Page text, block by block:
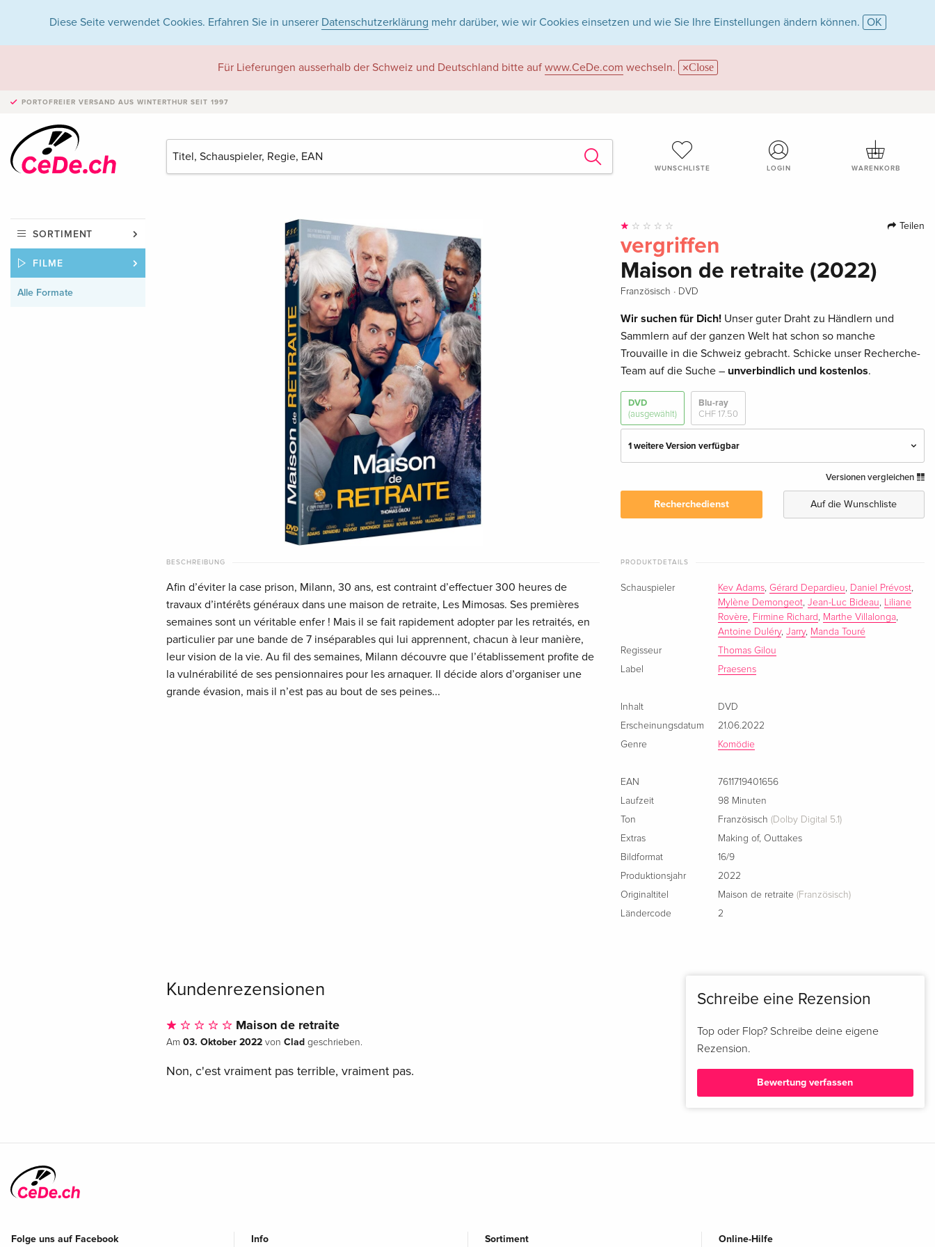
Diese Seite verwendet Cookies. Erfahren Sie in unserer Datenschutzerklärung mehr darüber, wie wir Cookies einsetzen und wie Sie Ihre Einstellungen ändern können. OK
Für Lieferungen ausserhalb der Schweiz und Deutschland bitte auf www.CeDe.com wechseln. Close
PORTOFREIER VERSAND AUS WINTERTHUR SEIT 1997
WUNSCHLISTE LOGIN WARENKORB
SORTIMENT
FILME
Alle Formate
Teilen
vergriffen
Maison de retraite (2022)
Französisch · DVD
Wir suchen für Dich! Unser guter Draht zu Händlern und
Sammlern auf der ganzen Welt hat schon so manche
Trouvaille in die Schweiz gebracht. Schicke unser Recherche-
Team auf die Suche – unverbindlich und kostenlos.
DVD
(ausgewählt)
Blu-ray
CHF 17.50
1 weitere Version verfügbar
Französisch
vergriffen
Versionen vergleichen
Recherchedienst Auf die Wunschliste
BESCHREIBUNG
Afin d’éviter la case prison, Milann, 30 ans, est contraint d’effectuer 300 heures de
travaux d’intérêts généraux dans une maison de retraite, Les Mimosas. Ses premières
semaines sont un véritable enfer ! Mais il se fait rapidement adopter par les retraités, en
particulier par une bande de 7 inséparables qui lui apprennent, chacun à leur manière,
leur vision de la vie. Au fil des semaines, Milann découvre que l’établissement profite de
la vulnérabilité de ses pensionnaires pour les arnaquer. Il décide alors d’organiser une
grande évasion, mais il n’est pas au bout de ses peines...
PRODUKTDETAILS
Schauspieler Kev Adams,Gérard Depardieu, Daniel Prévost,
Mylène Demongeot,Jean-Luc Bideau, Liliane
Rovère, Firmine Richard , Marthe Villalonga,
Antoine Duléry,Jarry, Manda Touré
Regisseur
Thomas Gilou
Label
Praesens
Inhalt
DVD
Erscheinungsdatum
21.06.2022
Genre
Komödie
EAN
7611719401656
Laufzeit
98 Minuten
Ton
Französisch (Dolby Digital 5.1)
Extras
Making of,Outtakes
Bildformat
16/9
Produktionsjahr
2022
Originaltitel
Maison de retraite (Französisch)
Ländercode
2
Kundenrezensionen
Maison de retraite
Am 03. Oktober 2022von Clad geschrieben.
Non, c'est vraiment pas terrible, vraiment pas.
Schreibe eine Rezension
Top oder Flop? Schreibe deine eigene
Rezension.
Bewertung verfassen
Folge uns auf Facebook Info Sortiment Online-Hilfe